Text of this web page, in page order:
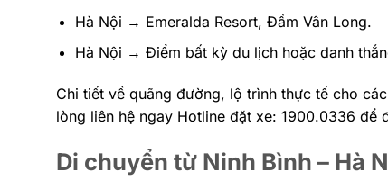
Hà Nội → Emeralda Resort, Đầm Vân Long.
Hà Nội → Điểm bất kỳ du lịch hoặc danh
Chi tiết về quãng đường, lộ trình thực tế cho
lòng liên hệ ngay Hotline đặt xe: 1900.0336 để
Di chuyển từ Ninh Bình – Hà